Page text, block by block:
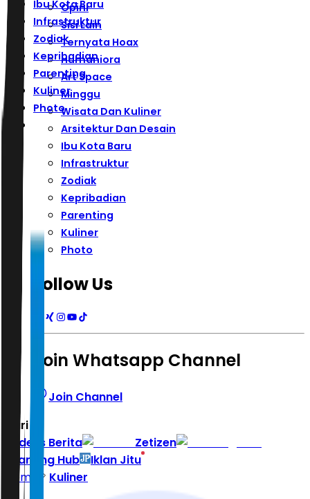
Ibu Kota Baru
Infrastruktur
Zodiak
Kepribadian
Parenting
Kuliner
Photo
Opini
Sisi Lain
Ternyata Hoax
Humaniora
Art Space
Minggu
Wisata Dan Kuliner
Arsitektur Dan Desain
Ibu Kota Baru
Infrastruktur
Zodiak
Kepribadian
Parenting
Kuliner
Photo
Follow Us
Join Whatsapp Channel
Join Channel
Hari ini
Indeks Berita
Zetizen
Learning Hub
Iklan Jitu
Home
Kuliner